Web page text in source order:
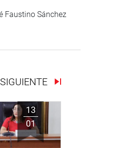
Faustino Sánchez
SIGUIENTE
13
01